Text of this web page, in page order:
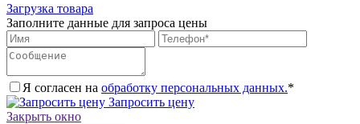
Загрузка товара
Заполните данные для запроса цены
Я согласен на обработку персональных данных.*
Запросить цену
Закрыть окно